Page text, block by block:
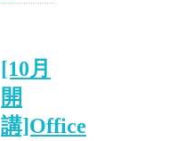
[10月
開
講]Office